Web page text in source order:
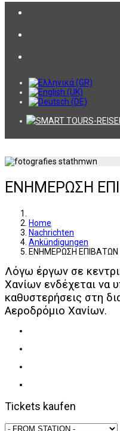
ΕΝΗΜΕΡΩΣΗ
Home
Nachrichten
Ankündigungen
ΕΝΗΜΕΡΩΣΗ ΕΠΙΒΑΤΩΝ
Λόγω έργων σε
Χανίων ενδέχεται να
καθυστερήσεις στη
Αεροδρόμιο Χανίων.
Tickets kaufen